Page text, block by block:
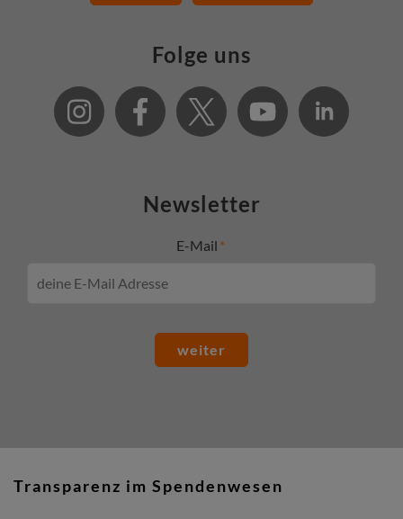
Folge uns
Newsletter
E-Mail
weiter
Transparenz im Spendenwesen